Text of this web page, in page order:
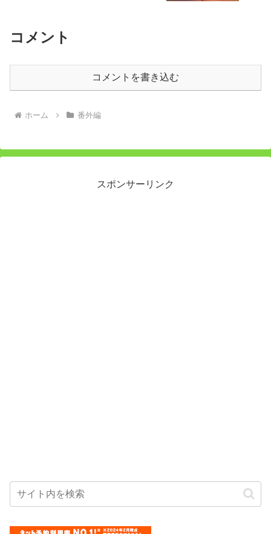
コメント
コメントを書き込む
ホーム 番外編
スポンサーリンク